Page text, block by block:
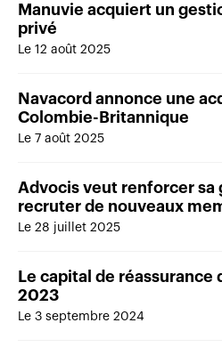
Manuvie acquiert un
privé
Le 12 août 2025
Navacord annonce une
Colombie-Britannique
Le 7 août 2025
Advocis veut renforcer sa
recruter de nouveaux
Le 28 juillet 2025
Le capital de réassurance
2023
Le 3 septembre 2024